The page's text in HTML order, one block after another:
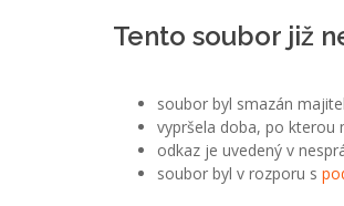
Tento soubor již
soubor byl smazán
vypršela doba, po kterou
odkaz je uvedený v
soubor byl v rozporu s